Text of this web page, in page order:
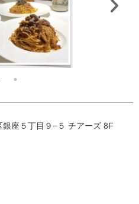
銀座５丁目９−５ チアーズ 8F